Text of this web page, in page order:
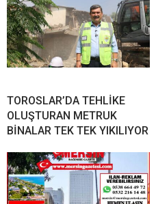
TOROSLAR’DA TEHLİKE
OLUŞTURAN METRUK
BİNALAR TEK TEK YIKILIYOR